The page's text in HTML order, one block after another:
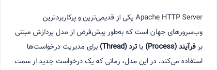
Apache HTTP Server یکی از قدیمی‌ترین و پرکاربردترین
وب‌سرورهای جهان است که به‌طور پیش‌فرض از مدل پردازش مبتنی
برفرآیند(Process) یا ترد(Thread)
برای مدیریت درخواست‌ها
استفاده می‌کند. در این مدل، زمانی که یک درخواست جدید از سمت